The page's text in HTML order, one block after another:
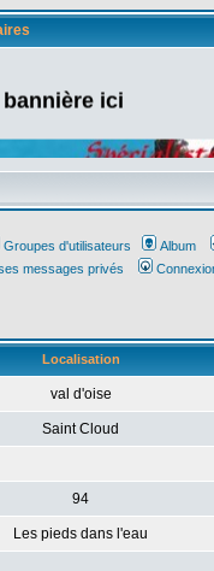
ici
Groupes d'utilisateurs Album
messages privés
Localisation
val d'oise
Saint Cloud
94
Les pieds dans l'eau